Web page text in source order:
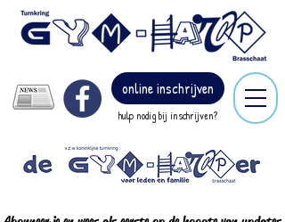
online inschrijven
hulp nodig bij inschrijven?